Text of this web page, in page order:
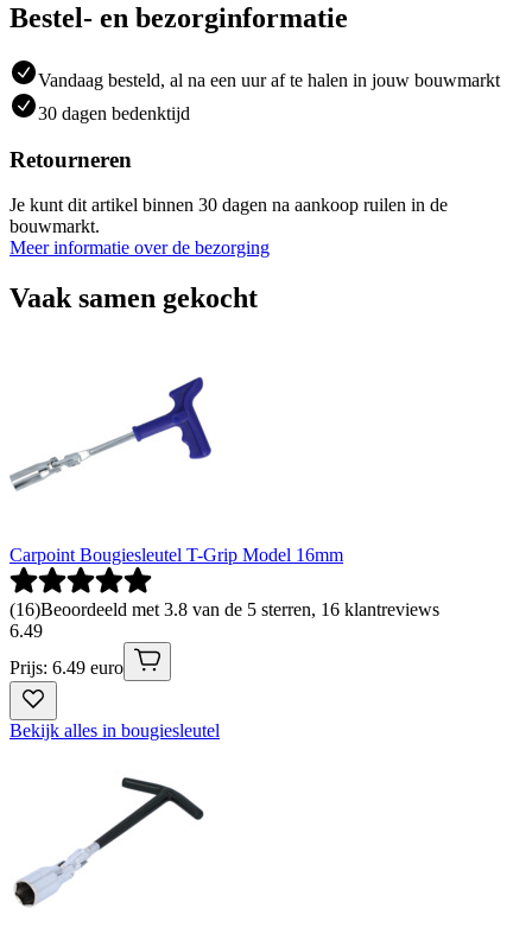
Bestel- en bezorginformatie
Vandaag besteld, al na een uur af te halen in jouw bouwmarkt
30 dagen bedenktijd
Retourneren
Je kunt dit artikel binnen 30 dagen na aankoop ruilen in de
bouwmarkt.
Meer informatie over de bezorging
Vaak samen gekocht
Carpoint Bougiesleutel T-Grip Model 16mm
(16)Beoordeeld met 3.8 van de 5 sterren, 16 klantreviews
6.49
Prijs: 6.49 euro
Bekijk alles in bougiesleutel